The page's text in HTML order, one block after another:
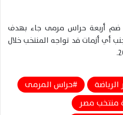
ضم أربعة حراس مرمى جاء بهدف
أي أزمات قد تواجه المنتخب خلال
الرياضة
حراس المرمى
منتخب مصر